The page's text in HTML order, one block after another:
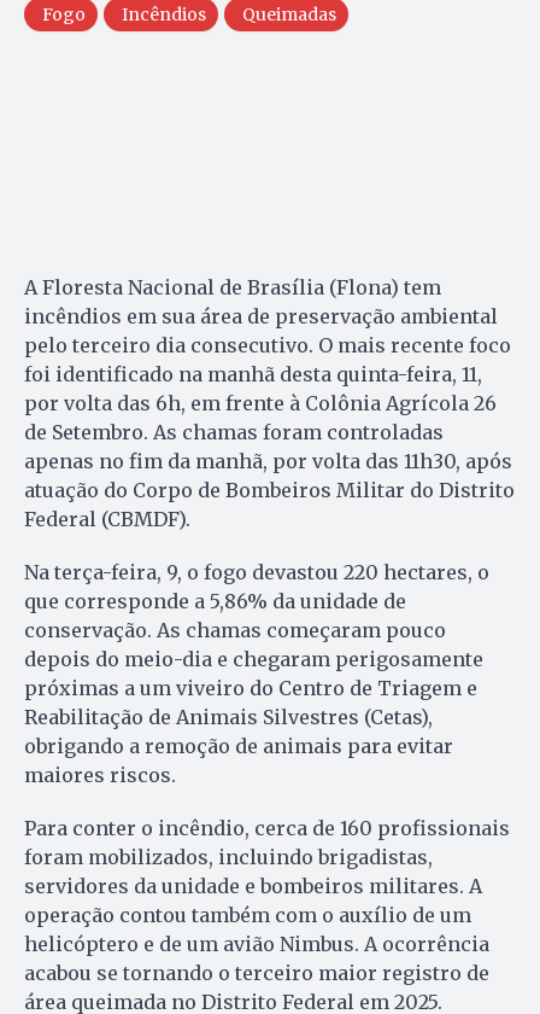
Fogo
Incêndios Queimadas
A Floresta Nacional de Brasília (Flona) tem
incêndios em sua área de preservação ambiental
pelo terceiro dia consecutivo. O mais recente foco
foi identificado na manhã desta quinta-feira, 11,
por volta das 6h, em frente à Colônia Agrícola 26
de Setembro. As chamas foram controladas
apenas no fim da manhã, por volta das 11h30, após
atuação do Corpo de Bombeiros Militar do Distrito
Federal (CBMDF).
Na terça-feira, 9, o fogo devastou 220 hectares, o
que corresponde a 5,86% da unidade de
conservação. As chamas começaram pouco
depois do meio-dia e chegaram perigosamente
próximas a um viveiro do Centro de Triagem e
Reabilitação de Animais Silvestres (Cetas),
obrigando a remoção de animais para evitar
maiores riscos.
Para conter o incêndio, cerca de 160 profissionais
foram mobilizados, incluindo brigadistas,
servidores da unidade e bombeiros militares. A
operação contou também com o auxílio de um
helicóptero e de um avião Nimbus. A ocorrência
acabou se tornando o terceiro maior registro de
área queimada no Distrito Federal em 2025.